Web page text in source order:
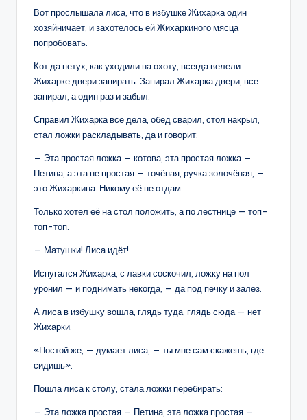
Вот прослышала лиса, что в избушке Жихарка один
хозяйничает, и захотелось ей Жихаркиного мясца
попробовать.
Кот да петух, как уходили на охоту, всегда велели
Жихарке двери запирать. Запирал Жихарка двери, все
запирал, а один раз и забыл.
Справил Жихарка все дела, обед сварил, стол накрыл,
стал ложки раскладывать, да и говорит:
— Эта простая ложка — котова, эта простая ложка —
Петина, а эта не простая — точёная, ручка золочёная, —
это Жихаркина. Никому её не отдам.
Только хотел её на стол положить, а по лестнице — топ-
топ-топ.
— Матушки! Лиса идёт!
Испугался Жихарка, с лавки соскочил, ложку на пол
уронил — и поднимать некогда, — да под печку и залез.
А лиса в избушку вошла, глядь туда, глядь сюда — нет
Жихарки.
«Постой же, — думает лиса, — ты мне сам скажешь, где
сидишь».
Пошла лиса к столу, стала ложки перебирать:
— Эта ложка простая — Петина, эта ложка простая —